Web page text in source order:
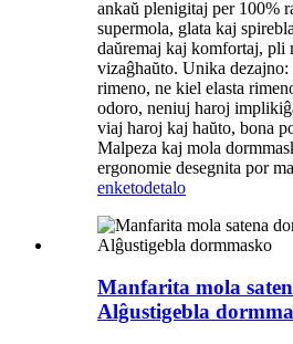
ankaŭ plenigitaj per 100%
supermola, glata kaj
daŭremaj kaj komfortaj, pli
vizaĝhaŭto. Unika dezajno:
rimeno, ne kiel elasta
odoro, neniuj haroj
viaj haroj kaj haŭto, bona
Malpeza kaj mola
ergonomie desegnita por
enketodetalo
Manfarita mola
Alĝustigebla